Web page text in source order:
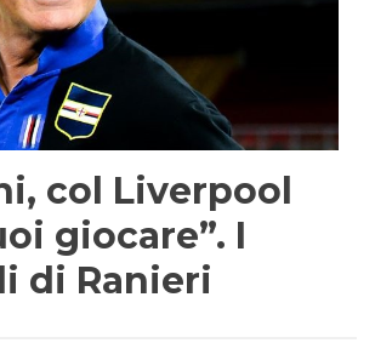
col Liverpool
giocare”. I
di Ranieri